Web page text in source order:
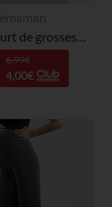
6,99€
4,00€